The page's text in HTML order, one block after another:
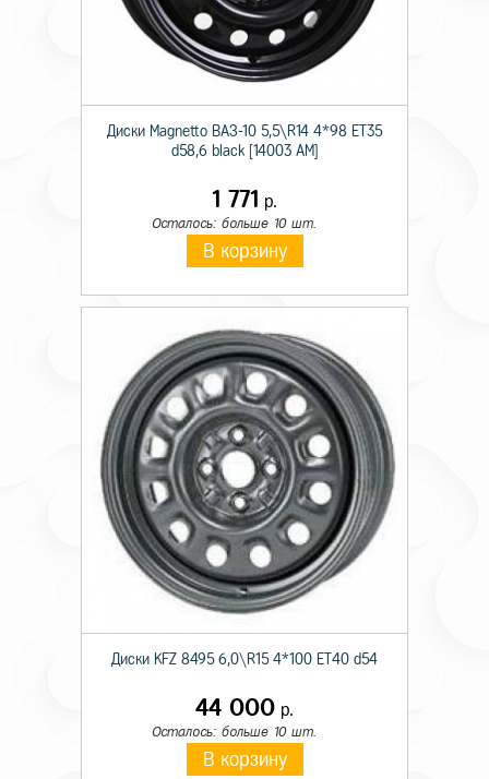
Диски Magnetto ВАЗ-10 5,5\R14 4*98 ET35
d58,6 black [14003 AM]
1 771 р.
Осталось: больше 10 шт.
В корзину
Диски KFZ 8495 6,0\R15 4*100 ET40 d54
44 000 р.
Осталось: больше 10 шт.
В корзину